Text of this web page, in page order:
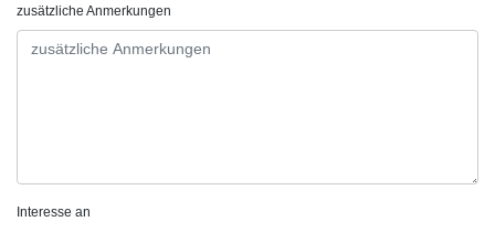
zusätzliche Anmerkungen
Interesse an